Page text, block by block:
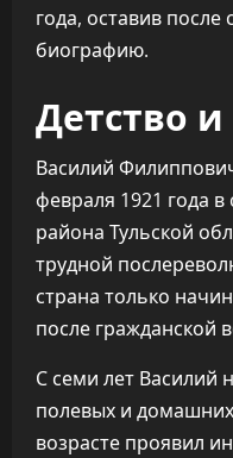
года, оставив
биографию.
Детство
Василий
февраля 1921 года
района Тульской
трудной
страна только
после гражданской
С семи лет Василий
полевых и
возрасте проявил